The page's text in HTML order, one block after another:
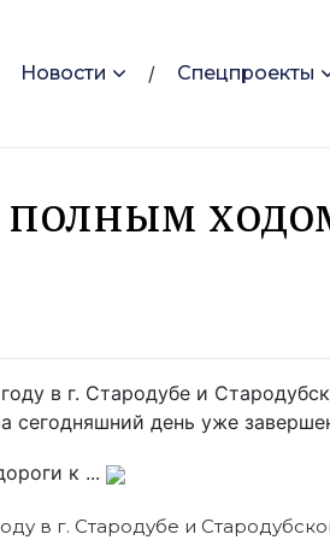
Новости Спецпроекты
полным
в г. Стародубе и
сегодняшний день уже
к ...
в г. Стародубе и